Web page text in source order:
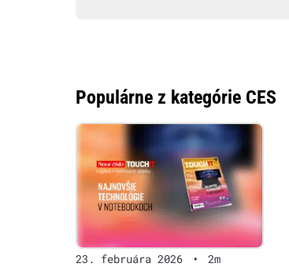
Populárne z kategórie CES
23. februára 2026 • 2m